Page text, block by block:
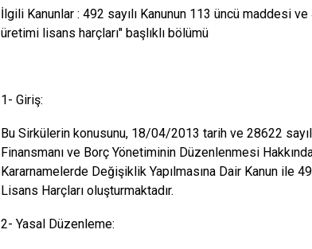
İlgili Kanunlar : 492 sayılı Kanunun 113 üncü maddesi
üretimi lisans harçları" başlıklı bölümü
1- Giriş:
Bu Sirkülerin konusunu, 18/04/2013 tarih ve 28622
Finansmanı ve Borç Yönetiminin Düzenlenmesi
Kararnamelerde Değişiklik Yapılmasına Dair Kanun ile
Lisans Harçları oluşturmaktadır.
2- Yasal Düzenleme: